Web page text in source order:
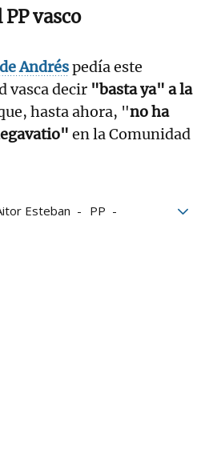
vasco
Andréspedía este
vasca decir "basta ya" a la
hasta ahora, "no ha
en la Comunidad
Esteban
PP